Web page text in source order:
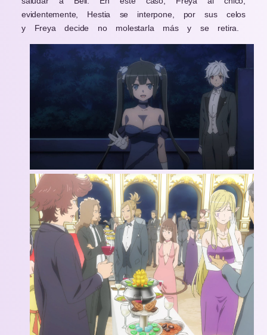
evidentemente, Hestia se interpone, por sus celos
y Freya decide no molestarla más y se retira.